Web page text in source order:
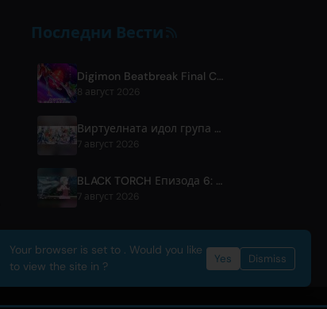
Последни Вести
Digimon Beatbreak Final Chapter Premieres August 9, Free Episode Batch on YouTube
8 август 2026
Виртуелната идол група FouRTe Project се појавува со деби албумот 'ALL IN' продуциран од ☆Taku Takahashi од m-flo
7 август 2026
BLACK TORCH Епизода 6: Преглед и детали за стриминг
7 август 2026
Your browser is set to . Would you like
to view the site in ?
Yes Dismiss